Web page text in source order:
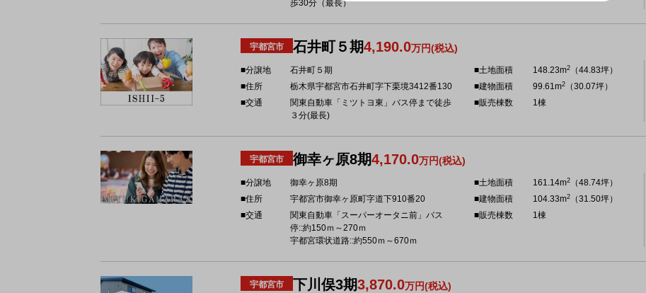
歩30分（最長）
宇都宮市 石井町５期4,190.0万円(税込)
■分譲地
石井町５期
■住所
栃木県宇都宮市石井町字下栗境3412番130
■交通
関東自動車「ミツトヨ東」バス停まで徒歩
３分(最長)
■土地面積 148.23m2
（44.83坪）
■建物面積
99.61m2
（30.07坪）
■販売棟数
1棟
宇都宮市 御幸ヶ原8期4,170.0万円(税込)
■分譲地
御幸ヶ原8期
■住所
宇都宮市御幸ヶ原町字道下910番20
■交通
関東自動車「スーパーオータニ前」バス
停::約150ｍ～270ｍ
宇都宮環状道路::約550ｍ～670ｍ
■土地面積 161.14m2
（48.74坪）
■建物面積
104.33m2
（31.50坪）
■販売棟数
1棟
宇都宮市 下川俣3期3,870.0万円(税込)